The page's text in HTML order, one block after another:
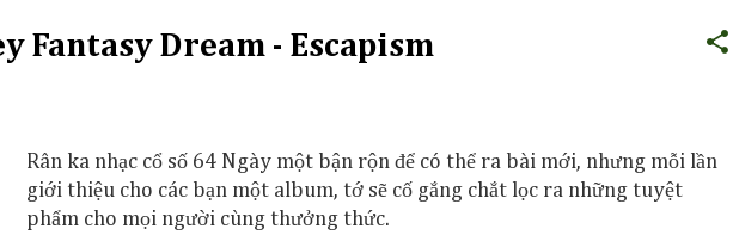
Fantasy Dream - Escapism
Rân ka nhạc cổ số 64 Ngày một bận rộn để có thể ra bài mới, nhưng mỗi lần
giới thiệu cho các bạn một album, tớ sẽ cố gắng chắt lọc ra những tuyệt
phẩm cho mọi người cùng thưởng thức.